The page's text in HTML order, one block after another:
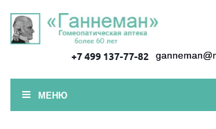
+7 499 137-77-82
МЕНЮ